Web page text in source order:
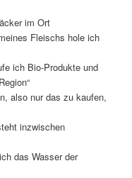
im Ort
Fleischs hole ich
ich Bio-Produkte und
also nur das zu kaufen,
inzwischen
das Wasser der